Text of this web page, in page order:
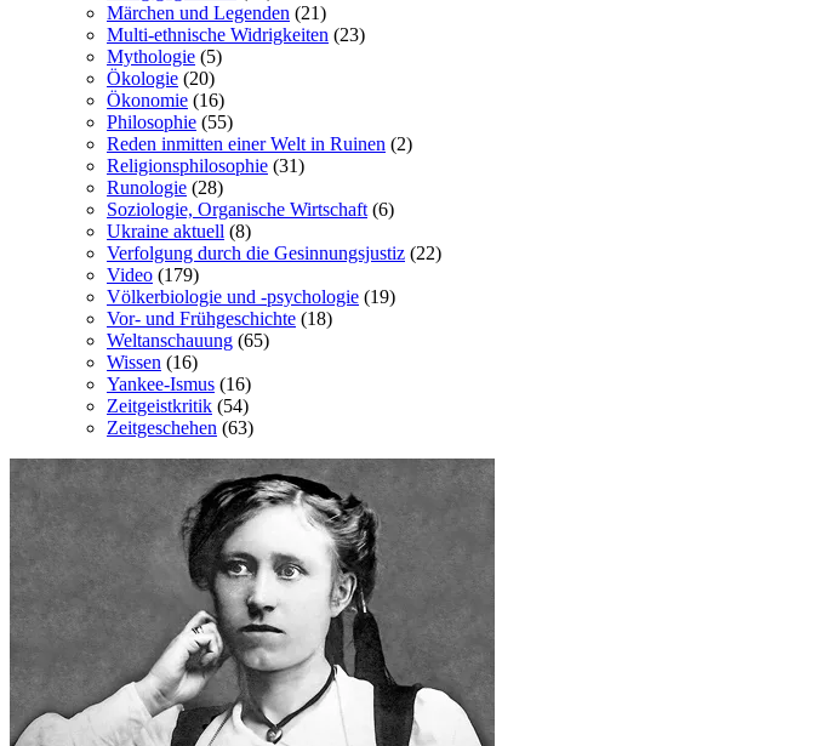
Märchen und Legenden (21)
Multi-ethnische Widrigkeiten (23)
Mythologie (5)
Ökologie (20)
Ökonomie (16)
Philosophie (55)
Reden inmitten einer Welt in Ruinen (2)
Religionsphilosophie (31)
Runologie (28)
Soziologie, Organische Wirtschaft(6)
Ukraine aktuell (8)
Verfolgung durch die Gesinnungsjustiz (22)
Video (179)
Völkerbiologie und -psychologie (19)
Vor- und Frühgeschichte (18)
Weltanschauung (65)
Wissen (16)
Yankee-Ismus (16)
Zeitgeistkritik (54)
Zeitgeschehen (63)